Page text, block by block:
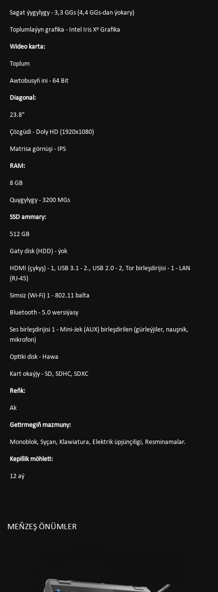
Sagat ýygylygy - 3,3 GGs (4,4 GGs-dan ýokary)
Toplumlaýyn grafika - Intel Iris Xᵉ Grafika
Wideo karta:
Toplum
Awtobusyň ini - 64 Bit
Diagonal:
23.8"
Çözgüdi - Doly HD (1920x1080)
Matrisa görnüşi - IPS
RAM:
8 GB
Quygylygy - 3200 MGs
SSD ammary:
512 GB
Gaty disk (HDD) - ýok
HDMI (çykyş) - 1, USB 3.1 - 2., USB 2.0 - 2, Tor birleşdirijisi - 1 - LAN
(RJ-45)
Simsiz (Wi-Fi) 1 - 802.11 balta
Bluetooth - 5.0 wersiýasy
Ses birleşdirijisi 1 - Mini-Jek (AUX) birleşdirilen (gürleýjiler, nauşnik,
mikrofon)
Optiki disk - Hawa
Kart okaýjy - SD, SDHC, SDXC
Reňk:
Ak
Getirmegiň mazmuny:
Monoblok, Syçan, Klawiatura, Elektrik üpjünçiligi, Resminamalar.
Kepillik möhleti:
12 aý
MEŇZEŞ ÖNÜMLER